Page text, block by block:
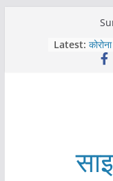
Latest: